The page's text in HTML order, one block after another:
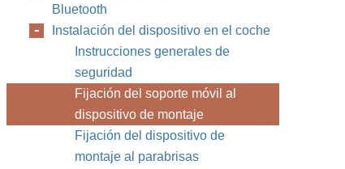
Bluetooth
Instalación del dispositivo en el coche
Instrucciones generales de
seguridad
Fijación del soporte móvil al
dispositivo de montaje
Fijación del dispositivo de
montaje al parabrisas